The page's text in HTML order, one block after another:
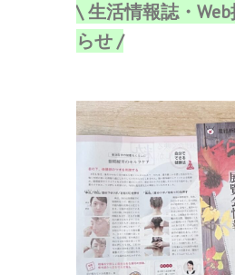
\ 生活情報誌・Web
らせ /